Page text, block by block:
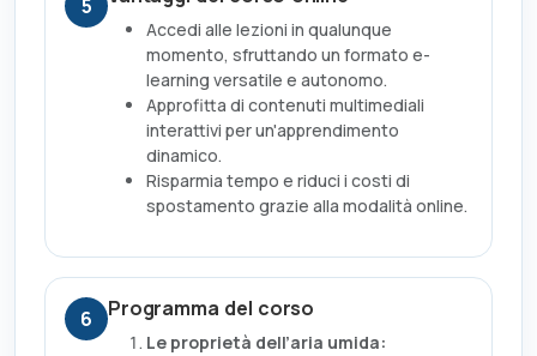
5
Accedi alle lezioni in qualunque
momento, sfruttando un formato e-
learning versatile e autonomo.
Approfitta di contenuti multimediali
interattivi per un'apprendimento
dinamico.
Risparmia tempo e riduci i costi di
spostamento grazie alla modalità online.
6 Programma del corso
Le proprietà dell’aria umida: